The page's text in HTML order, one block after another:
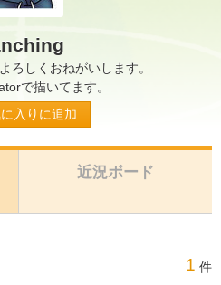
ろしくおねがいします。
で描いてます。
入りに追加
近況ボード
1 件